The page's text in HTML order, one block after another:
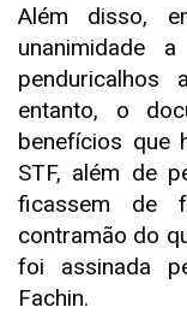
Além disso,
unanimidade
entanto, o
benefícios que
STF, além de
ficassem de
contramão do
foi assinada
Fachin.